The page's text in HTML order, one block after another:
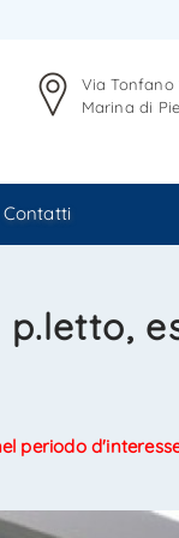
Via Tonfano
Marina di
Contatti
periodo